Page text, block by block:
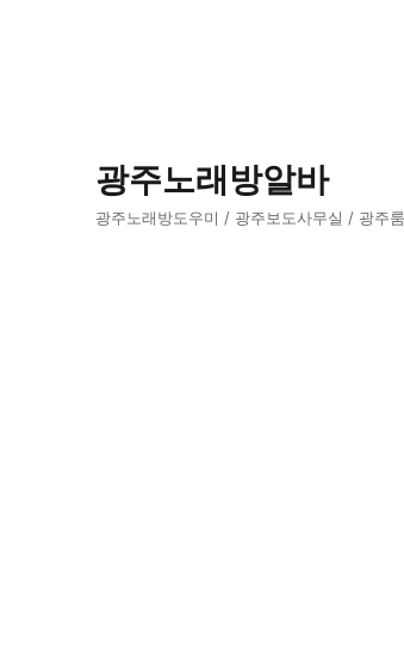
광주노래방알바
광주노래방도우미 / 광주보도사무실 / 광주